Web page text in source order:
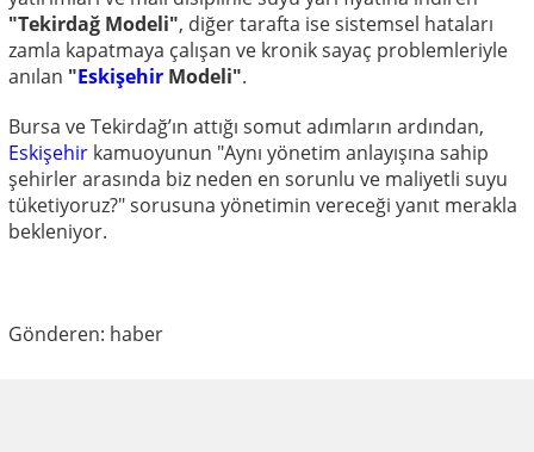
"Tekirdağ Modeli", diğer tarafta ise sistemsel hataları
zamla kapatmaya çalışan ve kronik sayaç problemleriyle
anılan "Eskişehir Modeli".
Bursa ve Tekirdağ’ın attığı somut adımların ardından,
Eskişehir kamuoyunun "Aynı yönetim anlayışına sahip
şehirler arasında biz neden en sorunlu ve maliyetli suyu
tüketiyoruz?" sorusuna yönetimin vereceği yanıt merakla
bekleniyor.
Gönderen: haber